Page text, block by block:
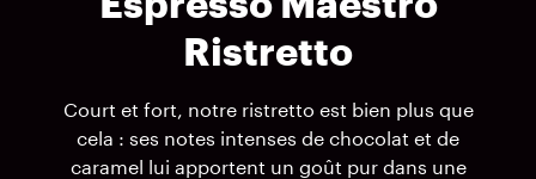
Ristretto
Court et fort, notre ristretto est bien plus que
cela : ses notes intenses de chocolat et de
caramel lui apportent un goût pur dans une